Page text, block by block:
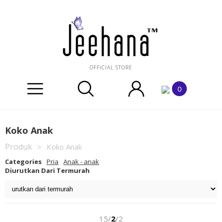
OFFICIAL STORE
0
Koko Anak
Produk > Koko Anak
Categories Pria
Anak - anak
Diurutkan Dari Termurah
15/2/2